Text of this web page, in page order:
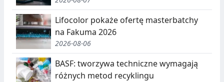
Lifocolor pokaże ofertę masterbatchy
na Fakuma 2026
2026-08-06
BASF: tworzywa techniczne wymagają
różnych metod recyklingu